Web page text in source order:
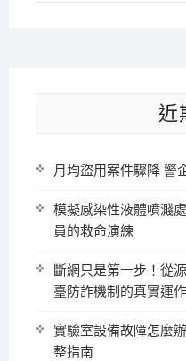
近
月均盜用案件驟降 警
模擬感染性液體噴濺
員的救命演練
斷網只是第一步！從
臺防詐機制的真實運作
實驗室設備故障怎麼
整指南